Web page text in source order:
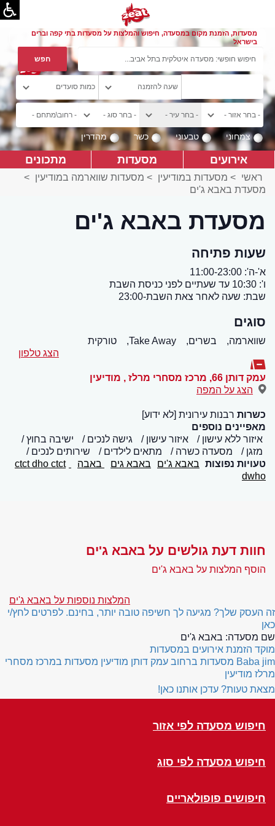
מסעדות, הזמנת מקום במסעדה, חיפוש והמלצות על מסעדות בתי קפה וברים
בישראל
צמחוני טבעוני כשר מהדרין
אירועים מסעדות מתכונים
ראשי > מסעדות במודיעין > מסעדות שווארמה במודיעין >
מסעדת באבא ג'ים
מסעדת באבא ג'ים
שעות פתיחה
א'-ה': 11:00-23:00
ו': 10:30 עד שעתיים לפני כניסת השבת
שבת: שעה לאחר צאת השבת-23:00
סוגים
שווארמה, בשרים, Take Away,
טורקית
הצג טלפון
עמק דותן 66, מרכז מסחרי מרלז , מודיעין
הצג על המפה
כשרות רבנות עירונית [לא ידוע]
מאפיינים נוספים
איזור ללא עישון
איזור עישון גישה לנכים
ישיבה בחוץ
מזגן
מסעדה כשרה מתאים לילדים
שירותים לנכים
טעויות נפוצות באבא ג'ים באבא גים באבה
ctct
dwho
חוות דעת גולשים על באבא ג'ים
הוסף המלצות על באבא ג'ים
המלצות נוספות על באבא ג'ים
זה העסק שלך? מגיעה לך חשיפה טובה יותר, בחינם. לפרטים לחץ/י
כאן
שם מסעדה: באבא ג'ים
מוקד הזמנת אירועים במסעדות
Baba jim מסעדות ברחוב עמק דותן מודיעין מסעדות במרכז מסחרי
מרלז מודיעין
מצאת טעות? עדכן אותנו כאן!
חיפוש מסעדה לפי אזור
חיפוש מסעדה לפי סוג
חיפושים פופולאריים